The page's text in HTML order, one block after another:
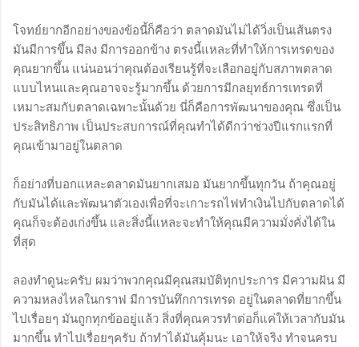
โจทย์ยากอีกอย่างของข้อนี้ก็คือว่า ตลาดมันไม่ได้วิ่งเป็นเส้นตรง
มันมีการขึ้น มีลง มีการออกข้าง ตรงนี้แหละที่ทำให้การเทรดของ
คุณยากขึ้น แน่นอนว่าคุณต้องเรียนรู้ที่จะเลือกอยู่กับสภาพตลาด
แบบไหนและคุณอาจจะรู้มากขึ้น ด้วยการมีกลยุทธ์การเทรดที่
เหมาะสมกับตลาดเฉพาะนั้นด้วย นี่ก็คือการพัฒนาของคุณ ซึ่งเป็น
ประสิทธิภาพ เป็นประสบการณ์ที่คุณทำได้ดีกว่าช่วงปีแรกแรกที่
คุณเข้ามาอยู่ในตลาด
ก็อย่างที่บอกแหละตลาดมันยากเสมอ มันยากขึ้นทุกวัน ถ้าคุณอยู่
กับมันได้และพัฒนาตัวเองเพื่อที่จะเกาะรถไฟทำเงินไปกับตลาดได้
คุณก็จะต้องเก่งขึ้น และสิ่งนี้แหละจะทำให้คุณมีความมั่งคั่งได้ใน
ที่สุด
ลองทำดูนะครับ ผมว่าพวกคุณมีคุณสมบัติทุกประการ มีความฝัน มี
ความหลงไหลในกราฟ มีการบันทึกการเทรด อยู่ในตลาดที่ยากขึ้น
ไปเรื่อยๆ มันถูกทุกข้ออยู่แล้ว สิ่งที่คุณควรทำต่อก็แค่ให้เวลากับมัน
มากขึ้น ทำไปเรื่อยๆครับ ถ้าทำได้มันคุ้มนะ เอาให้จริง ทำจนครบ